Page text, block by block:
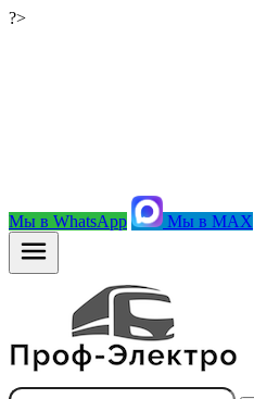
?>
Мы в WhatsApp Мы в MAX